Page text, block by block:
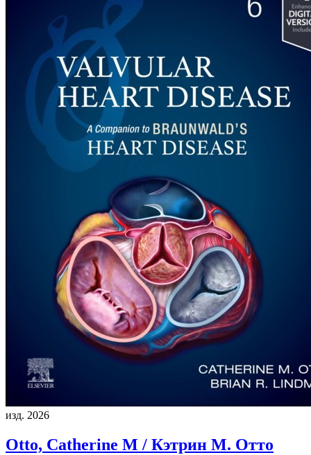
изд. 2026
Otto, Catherine M / Кэтрин М. Отто